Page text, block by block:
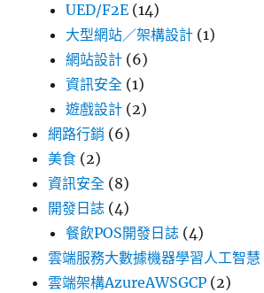
UED/F2E (14)
大型網站／架構設計 (1)
網站設計 (6)
資訊安全 (1)
遊戲設計 (2)
網路行銷 (6)
美食 (2)
資訊安全 (8)
開發日誌 (4)
餐飲POS開發日誌 (4)
雲端服務大數據機器學習人工智慧
雲端架構AzureAWSGCP (2)